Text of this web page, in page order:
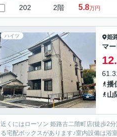
202 2階 5.8万円
ハイツ 姫
マ
播
山
近くにはローソン 姫路古二階町店(徒歩2
る宅配ボックスがあります♪室内設備は浴